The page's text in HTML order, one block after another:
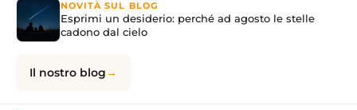
NOVITÀ SUL BLOG
Esprimi un desiderio: perché ad agosto le stelle
cadono dal cielo
Il nostro blog